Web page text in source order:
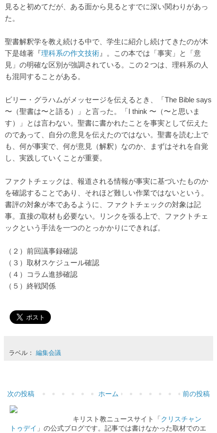
見ると初めてだが、ある面から見るとすでに深い関わりがあっ
た。
聖書解釈学を教え続ける中で、学生に紹介し続けてきたのが木
下是雄著『理科系の作文技術 』。この本では「事実」と「意
見」の明確な区別が強調されている。この２つは、理科系の人
も混同することがある。
ビリー・グラハムがメッセージを伝えるとき、「The Bible says
〜（聖書は〜と語る）」と言った。「I think 〜（〜と思いま
す）」とは言わない。聖書に書かれたことを事実として伝えた
のであって、自分の意見を伝えたのではない。聖書を読む上で
も、何が事実で、何が意見（解釈）なのか、まずはそれを自覚
し、実践していくことが重要。
ファクトチェックは、報道される情報が事実に基づいたものか
を確認することであり、それほど難しい作業ではないという。
書評の対象が本であるように、ファクトチェックの対象は記
事。直接の取材も必要ない。リンクを張る上で、ファクトチェ
ックという手法を一つのとっかかりにできれば。
（２）前回議事録確認
（３）取材スケジュール確認
（４）コラム進捗確認
（５）終戦関係
ラベル： 編集会議
次の投稿 前の投稿
ホーム
キリスト教ニュースサイト「クリスチャン
トゥデイ 」の公式ブログです。記事では書けなかった取材でのエ